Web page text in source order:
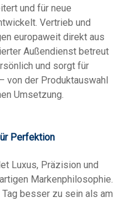
und für neue
Vertrieb und
europaweit direkt aus
Außendienst betreut
und sorgt für
von der Produktauswahl
Umsetzung.
Perfektion
Luxus, Präzision und
Markenphilosophie.
besser zu sein als am